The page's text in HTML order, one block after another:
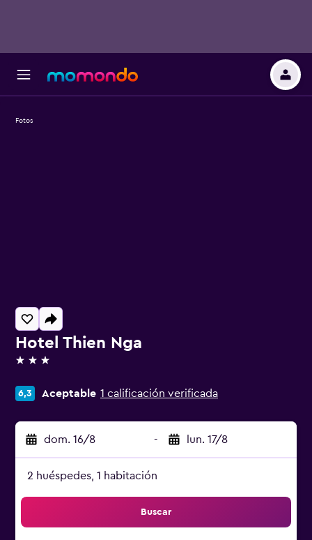
Hotel Thien Nga
3 estrellas
6,3 Aceptable 1 calificación verificada
dom. 16/8 - lun. 17/8
2 huéspedes, 1 habitación
Buscar
Fotos